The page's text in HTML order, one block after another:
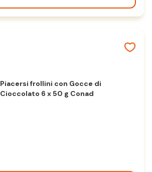
Piacersi frollini con Gocce di
Cioccolato 6 x 50 g Conad